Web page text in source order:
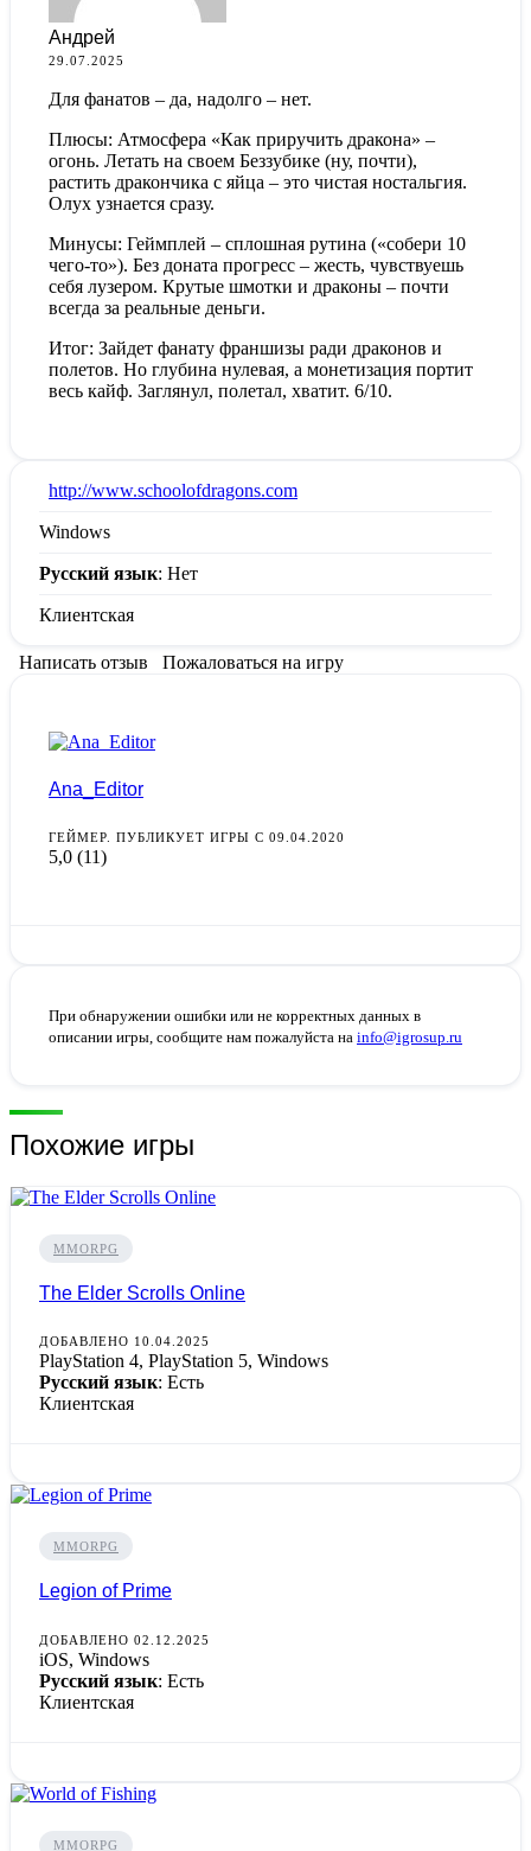
Андрей
29.07.2025
Для фанатов – да, надолго – нет.
Плюсы: Атмосфера «Как приручить дракона» –
огонь. Летать на своем Беззубике (ну, почти),
растить дракончика с яйца – это чистая ностальгия.
Олух узнается сразу.
Минусы: Геймплей – сплошная рутина («собери 10
чего-то»). Без доната прогресс – жесть, чувствуешь
себя лузером. Крутые шмотки и драконы – почти
всегда за реальные деньги.
Итог: Зайдет фанату франшизы ради драконов и
полетов. Но глубина нулевая, а монетизация портит
весь кайф. Заглянул, полетал, хватит. 6/10.
http://www.schoolofdragons.com
Windows
Русский язык: Нет
Клиентская
Написать отзыв Пожаловаться на игру
Ana_Editor
ГЕЙМЕР. ПУБЛИКУЕТ ИГРЫ С 09.04.2020
5,0 (11)
При обнаружении ошибки или не корректных данных в
описании игры, сообщите нам пожалуйста на info@igrosup.ru
Похожие игры
MMORPG
The Elder Scrolls Online
ДОБАВЛЕНО 10.04.2025
PlayStation 4, PlayStation 5, Windows
Русский язык: Есть
Клиентская
MMORPG
Legion of Prime
ДОБАВЛЕНО 02.12.2025
iOS, Windows
Русский язык: Есть
Клиентская
MMORPG